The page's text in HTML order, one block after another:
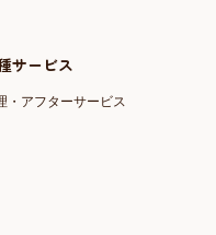
サービス
・アフターサービス